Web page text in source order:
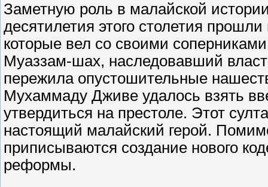
Заметную роль в малайской
десятилетия этого столетия
которые вел со своими
Муаззам-шах, наследовавший
пережила опустошительные
Мухаммаду Дживе удалось взять
утвердиться на престоле. Этот
настоящий малайский герой.
приписываются создание нового
реформы.